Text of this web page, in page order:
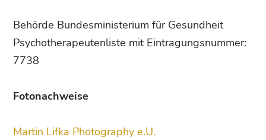
Behörde Bundesministerium für Gesundheit
Psychotherapeutenliste mit Eintragungsnummer:
7738
Fotonachweise
Martin Lifka Photography e.U.